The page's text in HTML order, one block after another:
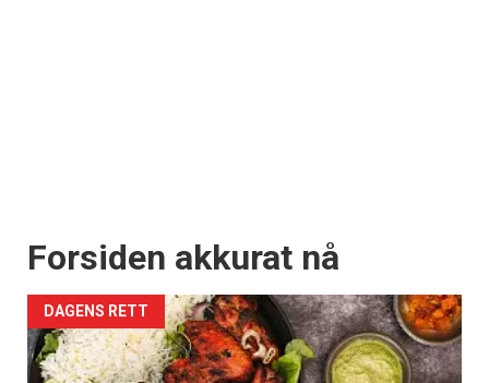
Forsiden akkurat nå
DAGENS RETT